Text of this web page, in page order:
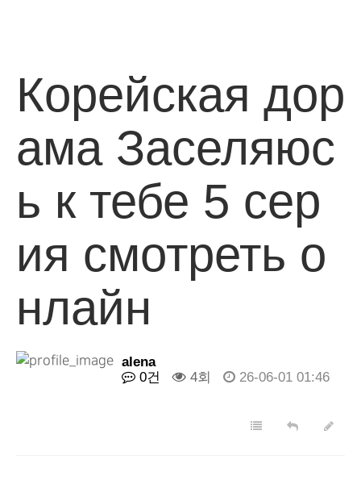
Корейская дор
ама Заселяюс
ь к тебе 5 сер
ия смотреть о
нлайн
alena
0건
4회 26-06-01 01:46